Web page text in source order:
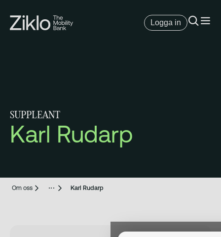
Logga in
SUPPLEANT
Karl Rudarp
Om oss Karl Rudarp